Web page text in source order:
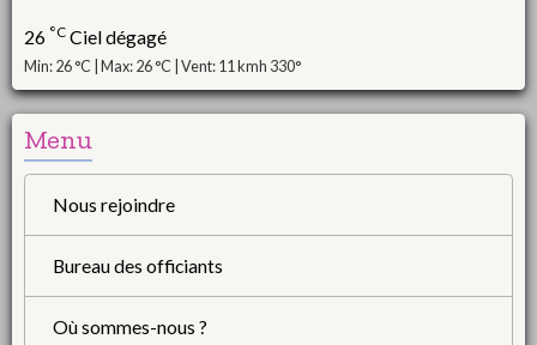
26 °C Ciel dégagé
Min: 26 °C | Max: 26 °C | Vent: 11 kmh 330°
Menu
Nous rejoindre
Bureau des officiants
Où sommes-nous ?